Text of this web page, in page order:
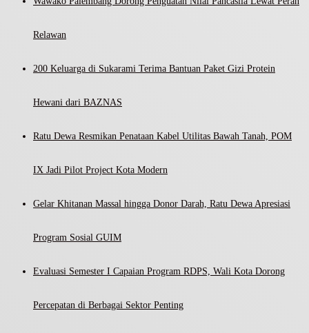
Relawan
200 Keluarga di Sukarami Terima Bantuan Paket Gizi Protein
Hewani dari BAZNAS
Ratu Dewa Resmikan Penataan Kabel Utilitas Bawah Tanah, POM
IX Jadi Pilot Project Kota Modern
Gelar Khitanan Massal hingga Donor Darah, Ratu Dewa Apresiasi
Program Sosial GUIM
Evaluasi Semester I Capaian Program RDPS, Wali Kota Dorong
Percepatan di Berbagai Sektor Penting